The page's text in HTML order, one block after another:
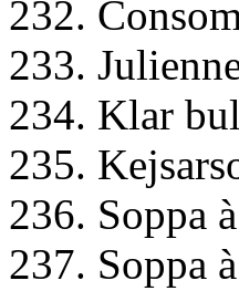
232.
233.
234. Klar
235.
236. Soppa
237. Soppa